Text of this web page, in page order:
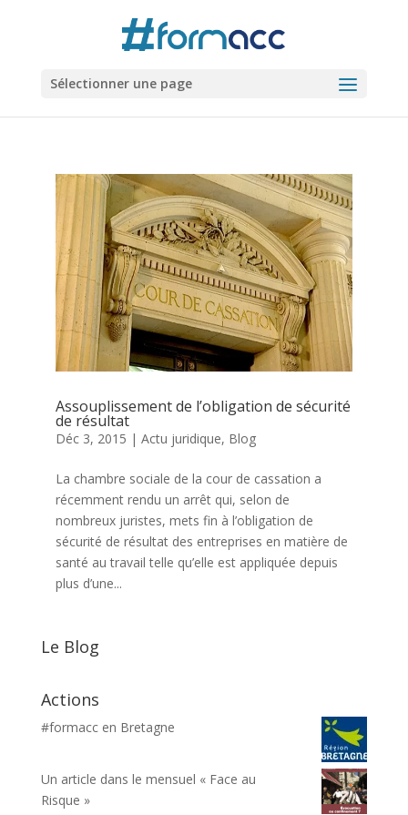
Sélectionner une page
Assouplissement de l’obligation de sécurité
de résultat
Déc 3, 2015 | Actu juridique, Blog
La chambre sociale de la cour de cassation a
récemment rendu un arrêt qui, selon de
nombreux juristes, mets fin à l’obligation de
sécurité de résultat des entreprises en matière de
santé au travail telle qu’elle est appliquée depuis
plus d’une...
Le Blog
Actions
#formacc en Bretagne
Un article dans le mensuel « Face au
Risque »